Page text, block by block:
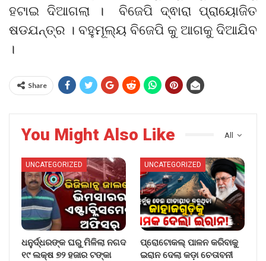
ହଟାଇ ଦିଆଗଲା । ବିଜେପି ଦ୍ଵାରା ପ୍ରାୟୋଜିତ
ଷଡଯନ୍ତ୍ର । ବହୁମୂଲ୍ୟ ବିଜେପି କୁ ଆଗକୁ ଦିଆଯିବ
।
Share
All
You Might Also Like
UNCATEGORIZED
ଧନୁର୍ଦ୍ଧରଙ୍କ ଘରୁ ମିଳିଲା ନଗଦ
୧୯ ଲକ୍ଷ ୭୨ ହଜାର ଟଙ୍କା
UNCATEGORIZED
ପ୍ରୋଟୋକଲ୍ ପାଳନ କରିବାକୁ
ଇରାନ ଦେଲା କଡ଼ା ଚେତାବନୀ